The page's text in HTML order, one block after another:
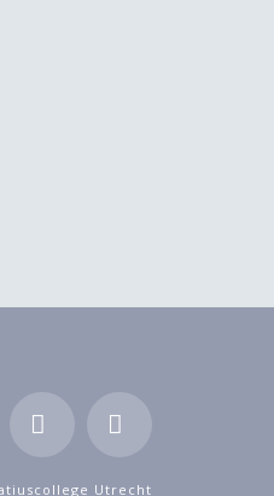
YouTubeInstagram
Utrecht